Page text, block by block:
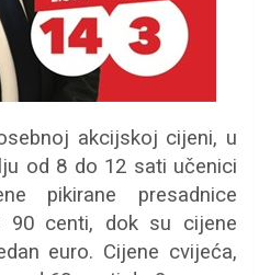
akcijskoj cijeni, u
od 8 do 12 sati učenici
pikirane presadnice
centi, dok su cijene
euro. Cijene cvijeća,